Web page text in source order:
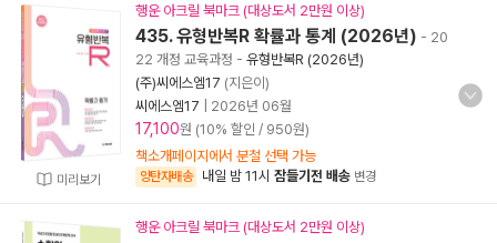
미리보기
행운 아크릴 북마크 (대상도서 2만원 이상)
435. 유형반복R 확률과 통계 (2026년) - 20
22 개정 교육과정 - 유형반복R (2026년)
(주)씨에스엠17 (지은이)
씨에스엠17
2026년 06월
17,100원 (10% 할인 / 950원)
책소개페이지에서 분철 선택 가능
양탄자배송 내일 밤 11시 잠들기전 배송 변경
행운 아크릴 북마크 (대상도서 2만원 이상)